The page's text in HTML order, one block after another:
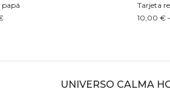
papá
Tarjeta
10,00 €
UNIVERSO CALMA